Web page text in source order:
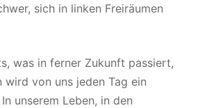
sich in linken Freiräumen
was in ferner Zukunft passiert,
wird von uns jeden Tag ein
unserem Leben, in den